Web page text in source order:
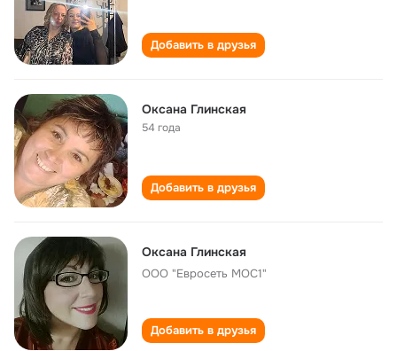
Добавить в друзья
Оксана Глинская
54 года
Добавить в друзья
Оксана Глинская
ООО "Евросеть МОС1"
Добавить в друзья